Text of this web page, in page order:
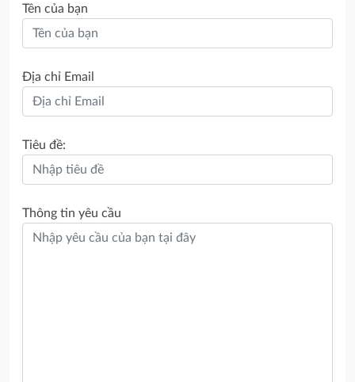
Tên của bạn
Địa chỉ Email
Tiêu đề:
Thông tin yêu cầu